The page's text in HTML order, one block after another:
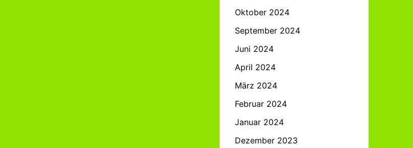
Oktober 2024
September 2024
Juni 2024
April 2024
März 2024
Februar 2024
Januar 2024
Dezember 2023